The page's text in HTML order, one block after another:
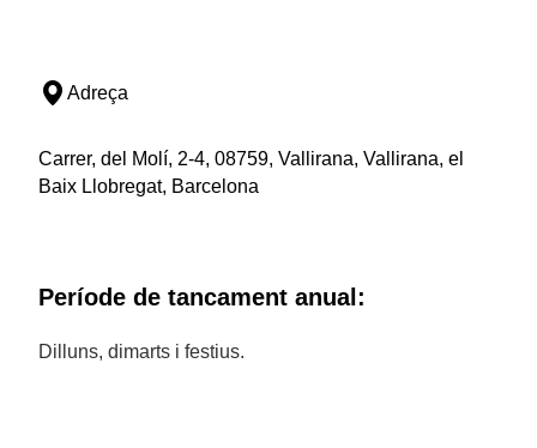
Adreça
Carrer, del Molí, 2-4, 08759, Vallirana, Vallirana, el
Baix Llobregat, Barcelona
Període de tancament anual:
Dilluns, dimarts i festius.